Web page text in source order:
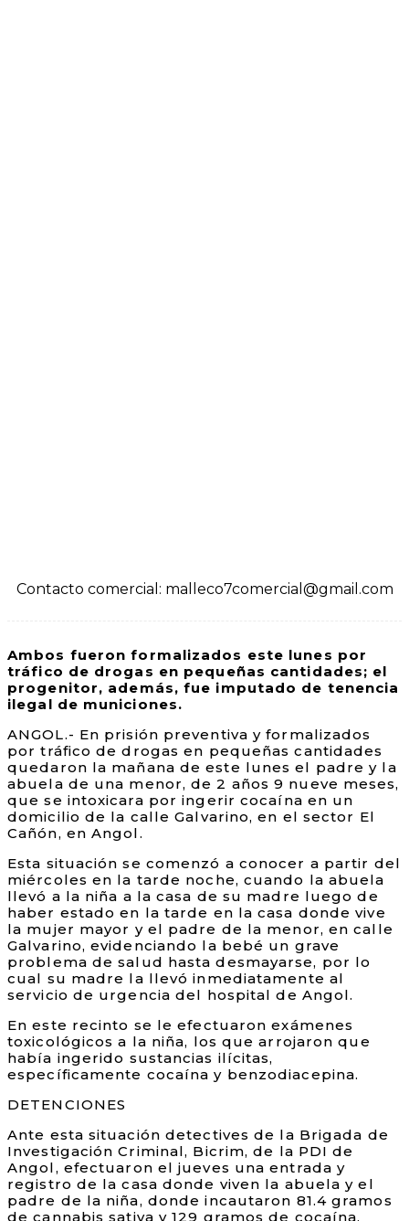
Contacto comercial: malleco7comercial@gmail.com
Ambos fueron formalizados este lunes por
tráfico de drogas en pequeñas cantidades; el
progenitor, además, fue imputado de tenencia
ilegal de municiones.
ANGOL.- En prisión preventiva y formalizados
por tráfico de drogas en pequeñas cantidades
quedaron la mañana de este lunes el padre y la
abuela de una menor, de 2 años 9 nueve meses,
que se intoxicara por ingerir cocaína en un
domicilio de la calle Galvarino, en el sector El
Cañón, en Angol.
Esta situación se comenzó a conocer a partir del
miércoles en la tarde noche, cuando la abuela
llevó a la niña a la casa de su madre luego de
haber estado en la tarde en la casa donde vive
la mujer mayor y el padre de la menor, en calle
Galvarino, evidenciando la bebé un grave
problema de salud hasta desmayarse, por lo
cual su madre la llevó inmediatamente al
servicio de urgencia del hospital de Angol.
En este recinto se le efectuaron exámenes
toxicológicos a la niña, los que arrojaron que
había ingerido sustancias ilícitas,
específicamente cocaína y benzodiacepina.
DETENCIONES
Ante esta situación detectives de la Brigada de
Investigación Criminal, Bicrim, de la PDI de
Angol, efectuaron el jueves una entrada y
registro de la casa donde viven la abuela y el
padre de la niña, donde incautaron 81.4 gramos
de cannabis sativa y 129 gramos de cocaína,